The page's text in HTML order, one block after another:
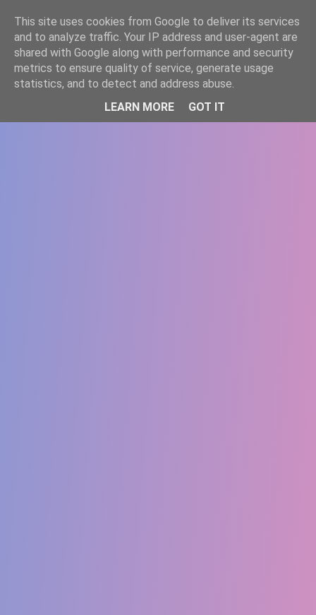
WWW.GAZISTI.RO
This site uses cookies from Google to deliver its services
and to analyze traffic. Your IP address and user-agent are
shared with Google along with performance and security
metrics to ensure quality of service, generate usage
statistics, and to detect and address abuse.
LEARN MORE
GOT IT